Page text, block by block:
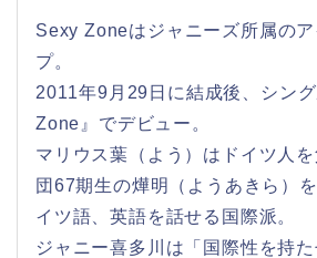
Sexy Zoneはジャニーズ所属の
プ。
2011年9月29日に結成後、シン
Zone』でデビュー。
マリウス葉（よう）はドイツ人
団67期生の燁明（ようあきら）
イツ語、英語を話せる国際派。
ジャニー喜多川は「国際性を持